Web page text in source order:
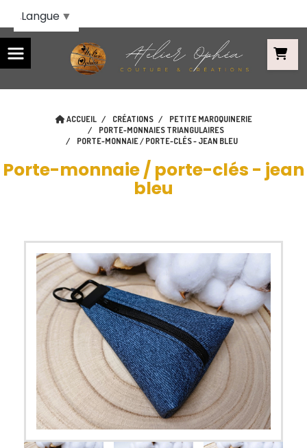
ACCUEIL CRÉATIONS
PETITE MAROQUINERIE
PORTE-MONNAIES TRIANGULAIRES
PORTE-MONNAIE / PORTE-CLÉS - JEAN BLEU
Porte-monnaie / porte-clés - jean
bleu
Langue ▼